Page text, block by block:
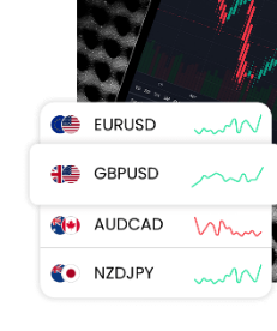
Orari del mercato nei